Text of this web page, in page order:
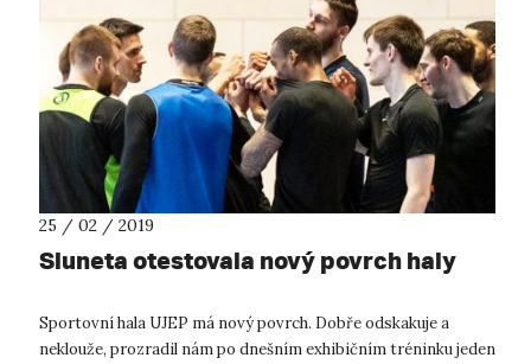
25 / 02 / 2019
Sluneta otestovala nový povrch haly
Sportovní hala UJEP má nový povrch. Dobře odskakuje a
neklouže, prozradil nám po dnešním exhibičním tréninku jeden